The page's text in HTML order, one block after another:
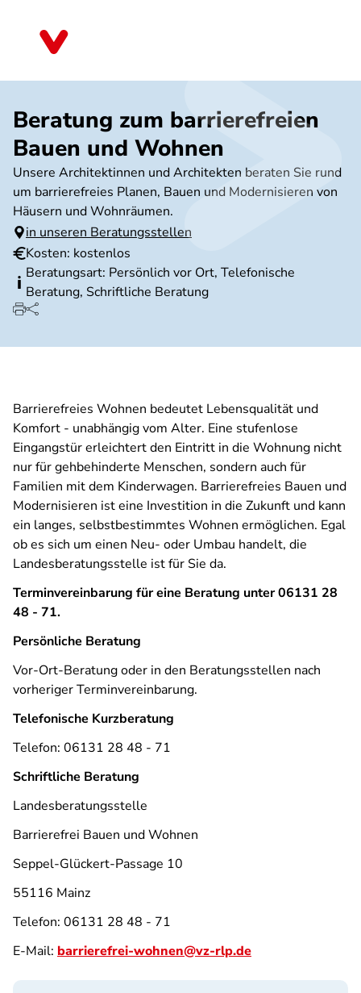
Beratung zum barrierefreien
Bauen und Wohnen
Unsere Architektinnen und Architekten beraten Sie rund
um barrierefreies Planen, Bauen und Modernisieren von
Häusern und Wohnräumen.
in unseren Beratungsstellen
Kosten: kostenlos
Beratungsart: Persönlich vor Ort, Telefonische
Beratung, Schriftliche Beratung
Barrierefreies Wohnen bedeutet Lebensqualität und
Komfort - unabhängig vom Alter. Eine stufenlose
Eingangstür erleichtert den Eintritt in die Wohnung nicht
nur für gehbehinderte Menschen, sondern auch für
Familien mit dem Kinderwagen. Barrierefreies Bauen und
Modernisieren ist eine Investition in die Zukunft und kann
ein langes, selbstbestimmtes Wohnen ermöglichen. Egal
ob es sich um einen Neu- oder Umbau handelt, die
Landesberatungsstelle ist für Sie da.
Terminvereinbarung für eine Beratung unter 06131 28
48 - 71.
Persönliche Beratung
Vor-Ort-Beratung oder in den Beratungsstellen nach
vorheriger Terminvereinbarung.
Telefonische Kurzberatung
Telefon: 06131 28 48 - 71
Schriftliche Beratung
Landesberatungsstelle
Barrierefrei Bauen und Wohnen
Seppel-Glückert-Passage 10
55116 Mainz
Telefon: 06131 28 48 - 71
E-Mail: barrierefrei-wohnen@vz-rlp.de